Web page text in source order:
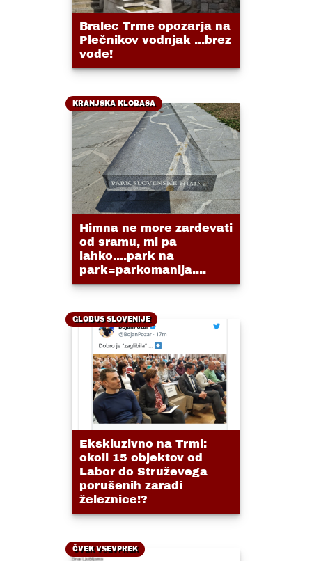
Bralec Trme opozarja na
Plečnikov vodnjak ...brez
vode!
KRANJSKA KLOBASA
Himna ne more zardevati
od sramu, mi pa
lahko....park na
park=parkomanija....
GLOBUS SLOVENIJE
Ekskluzivno na Trmi:
okoli 15 objektov od
Labor do Struževega
porušenih zaradi
železnice!?
ČVEK VSEVPREK